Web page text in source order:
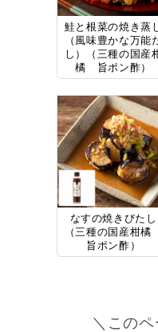
鮭と根菜の焼き蒸
（風味豊かな万能
し）（三種の国産
橘 旨ポン酢）
なすの焼きびたし
（三種の国産柑橘
旨ポン酢）
＼この